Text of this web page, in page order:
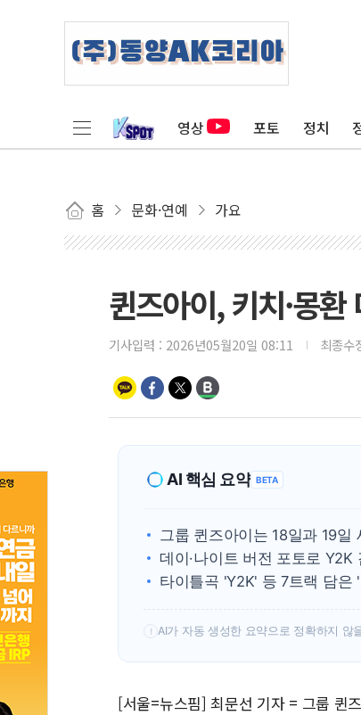
영상 포토 정치
홈 문화·연예 가요
퀸즈아이, 키치·몽
기사입력 : 2026년05월20일 08:11 최종수
AI 핵심 요약 BETA
그룹 퀸즈아이는 18일과 19
데이·나이트 버전 포토로
타이틀곡 'Y2K' 등 7트랙 담
! AI가 자동 생성한 요약으로 정확하지 않
[서울=뉴스핌] 최문선 기자 = 그룹 퀸